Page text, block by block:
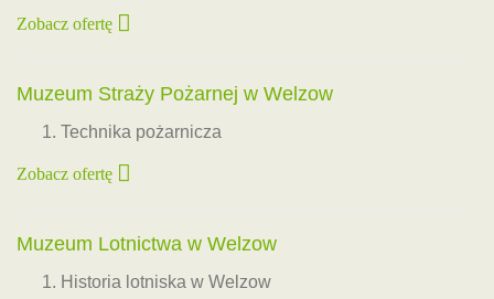
Zobacz ofertę
Muzeum Straży Pożarnej w Welzow
Technika pożarnicza
Zobacz ofertę
Muzeum Lotnictwa w Welzow
Historia lotniska w Welzow